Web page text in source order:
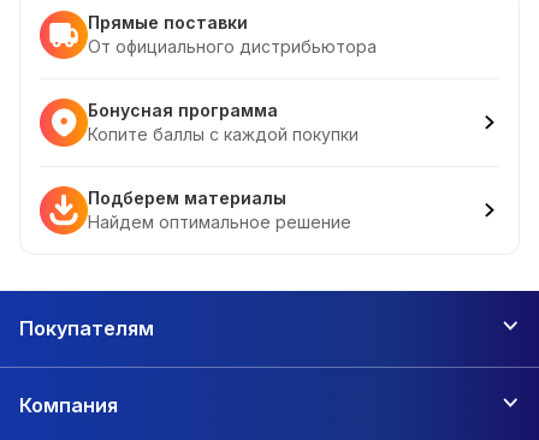
Прямые поставки
От официального дистрибьютора
Бонусная программа
Копите баллы с каждой покупки
Подберем материалы
Найдем оптимальное решение
Покупателям
Компания